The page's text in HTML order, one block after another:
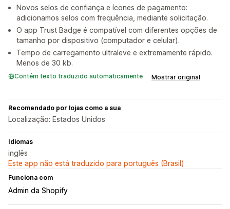
Novos selos de confiança e ícones de pagamento:
adicionamos selos com frequência, mediante solicitação.
O app Trust Badge é compatível com diferentes opções de
tamanho por dispositivo (computador e celular).
Tempo de carregamento ultraleve e extremamente rápido.
Menos de 30 kb.
Contém texto traduzido automaticamente Mostrar original
Recomendado por lojas como a sua
Localização: Estados Unidos
Idiomas
inglês
Este app não está traduzido para português (Brasil)
Funciona com
Admin da Shopify